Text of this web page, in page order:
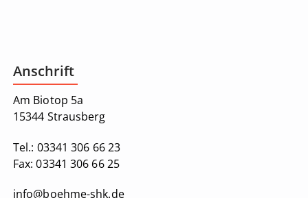
Anschrift
Am Biotop 5a
15344 Strausberg
Tel.: 03341 306 66 23
Fax:03341 306 66 25
info@boehme-shk.de